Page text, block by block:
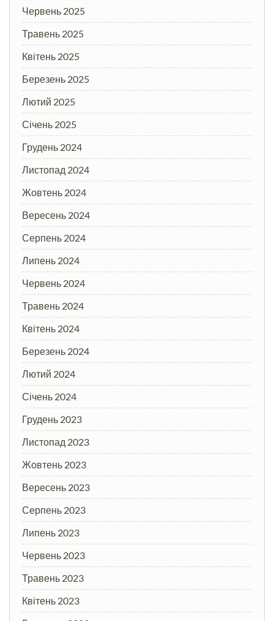
Червень 2025
Травень 2025
Квітень 2025
Березень 2025
Лютий 2025
Січень 2025
Грудень 2024
Листопад 2024
Жовтень 2024
Вересень 2024
Серпень 2024
Липень 2024
Червень 2024
Травень 2024
Квітень 2024
Березень 2024
Лютий 2024
Січень 2024
Грудень 2023
Листопад 2023
Жовтень 2023
Вересень 2023
Серпень 2023
Липень 2023
Червень 2023
Травень 2023
Квітень 2023